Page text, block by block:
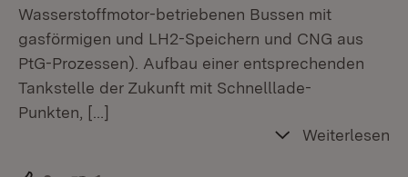
Wasserstoffmotor-betriebenen Bussen mit
gasförmigen und LH2-Speichern und CNG aus
PtG-Prozessen). Aufbau einer entsprechenden
Tankstelle der Zukunft mit Schnelllade-
Punkten, […]
Weiterlesen